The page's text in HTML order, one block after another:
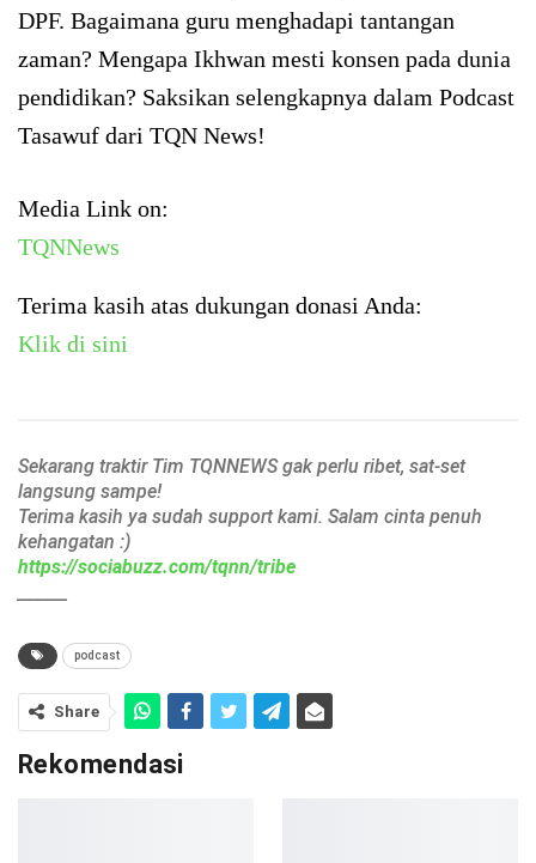
DPF. Bagaimana guru menghadapi tantangan
zaman? Mengapa Ikhwan mesti konsen pada dunia
pendidikan? Saksikan selengkapnya dalam Podcast
Tasawuf dari TQN News!
Media Link on:
TQNNews
Terima kasih atas dukungan donasi Anda:
Klik di sini
Sekarang traktir Tim TQNNEWS gak perlu ribet, sat-set
langsung sampe!
Terima kasih ya sudah support kami. Salam cinta penuh
kehangatan :)
https://sociabuzz.com/tqnn/tribe
podcast
Share
Rekomendasi